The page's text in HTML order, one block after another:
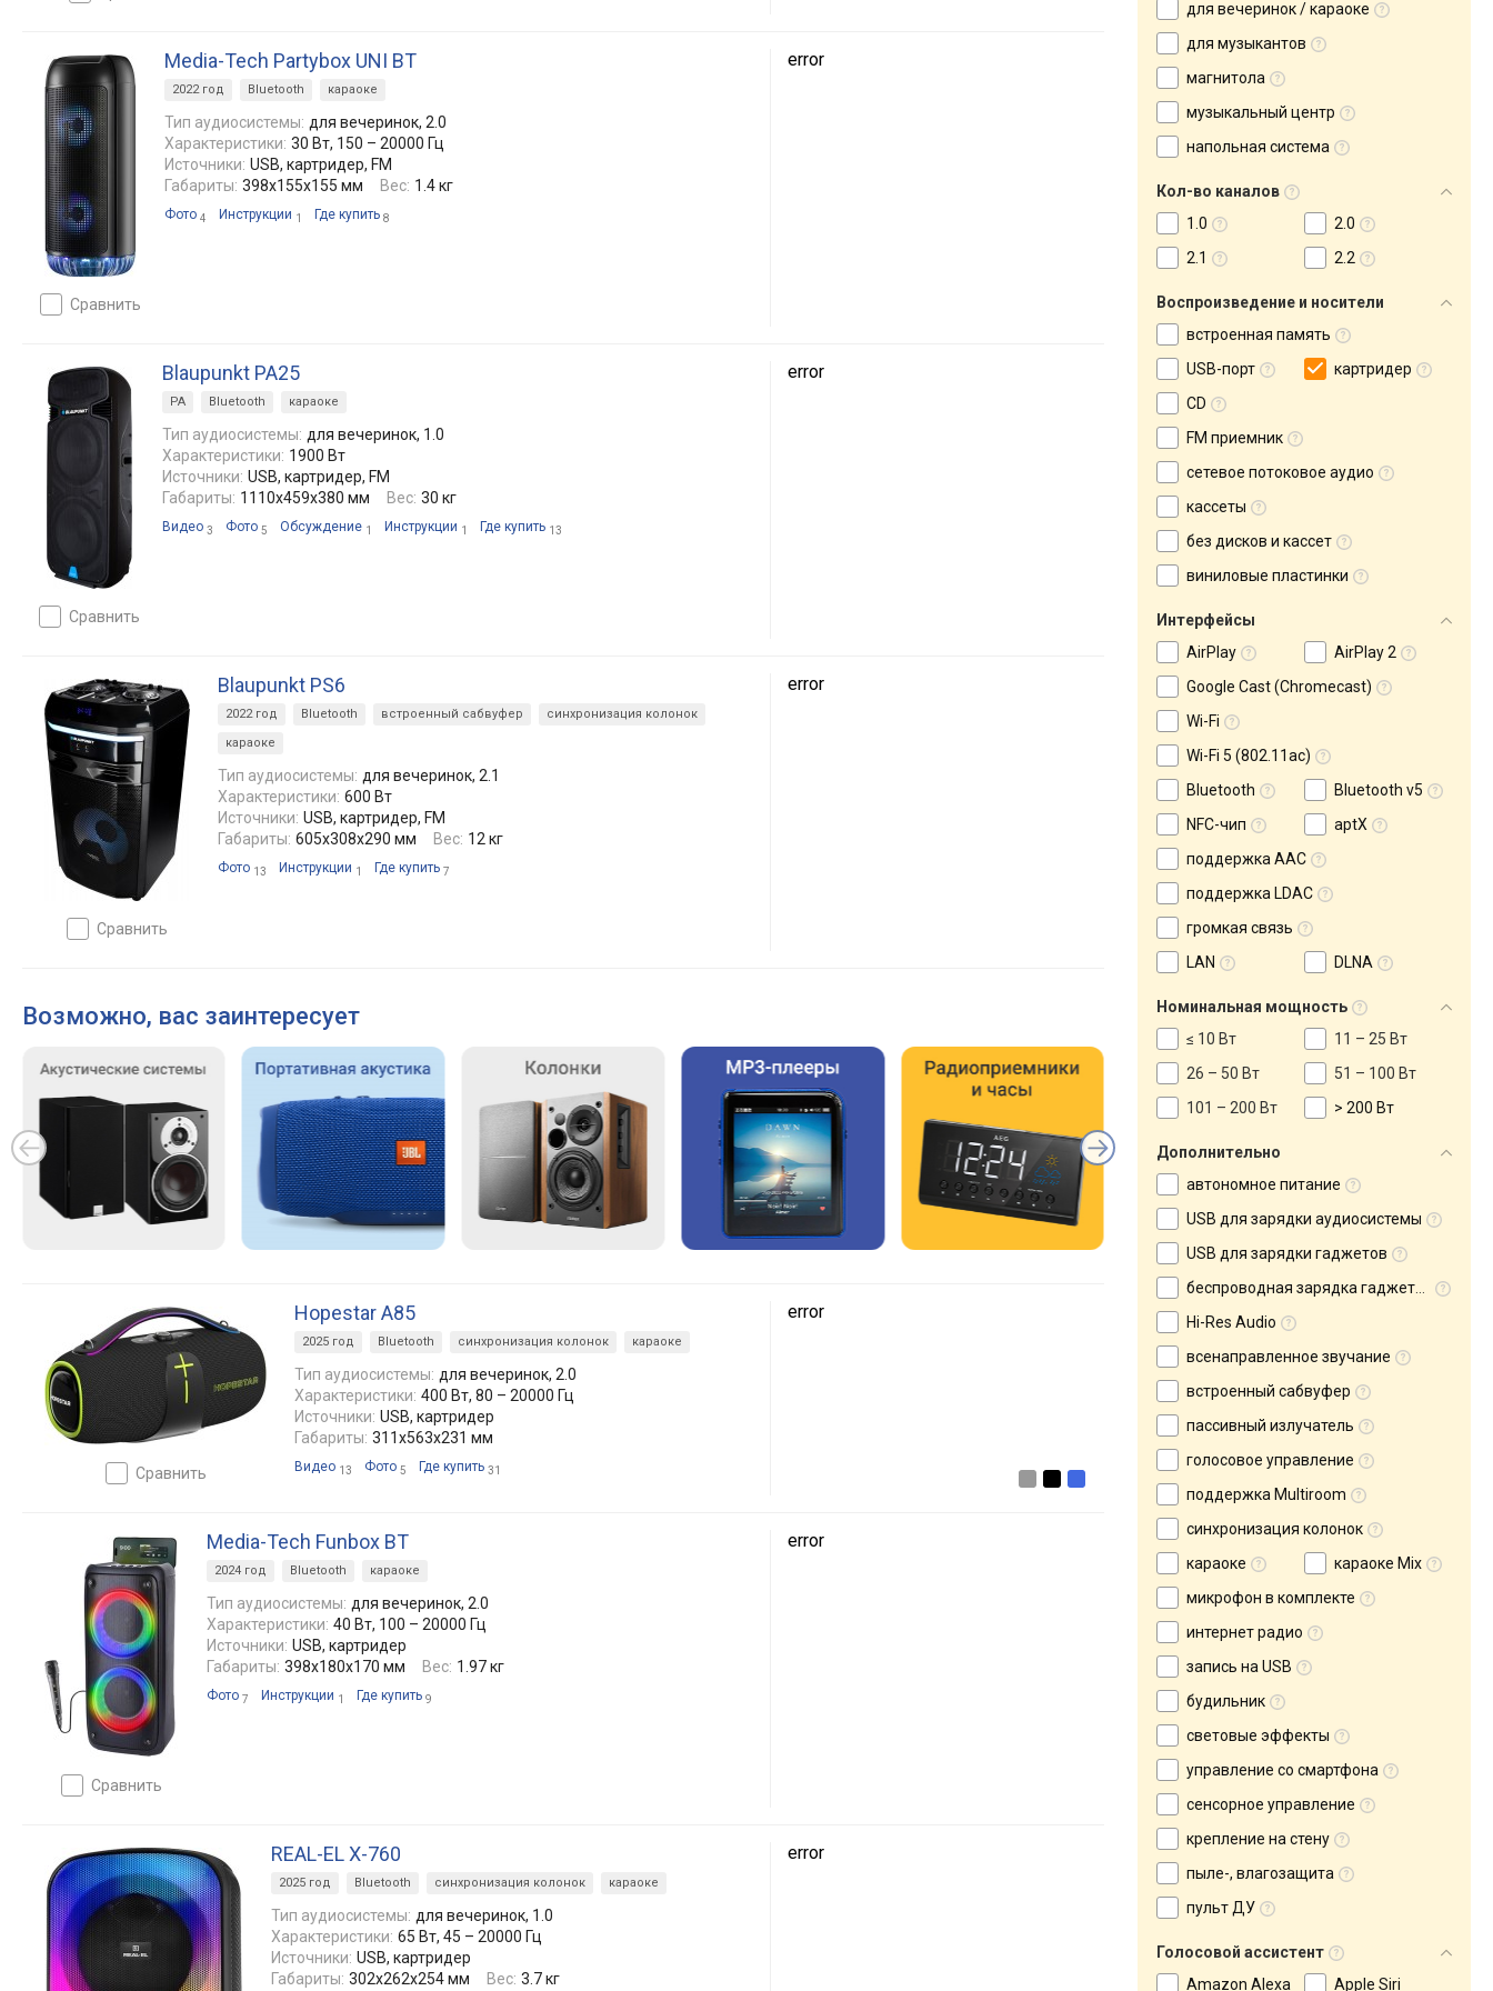
сравнить
Media-Tech Partybox UNI BT
2022 год Bluetooth караоке
Тип аудиосистемы: для вечеринок, 2.0
Характеристики: 30 Вт, 150 – 20000 Гц
Источники: USB, картридер, FM
Габариты: 398x155x155 мм Вес: 1.4 кг
Фото 4 Инструкции 1 Где купить 8
error
сравнить
Blaupunkt PA25
PA Bluetooth караоке
Тип аудиосистемы: для вечеринок, 1.0
Характеристики: 1900 Вт
Источники: USB, картридер, FM
Габариты: 1110x459x380 мм Вес: 30 кг
Видео 3 Фото 5 Обсуждение 1 Инструкции 1 Где купить 13
error
сравнить
Blaupunkt PS6
2022 год Bluetooth встроенный сабвуфер
синхронизация колонок
караоке
Тип аудиосистемы: для вечеринок, 2.1
Характеристики: 600 Вт
Источники: USB, картридер, FM
Габариты: 605х308х290 мм Вес: 12 кг
Фото 13 Инструкции 1 Где купить 7
error
Возможно, вас заинтересует
сравнить
Hopestar A85
2025 год Bluetooth синхронизация колонок караоке
Тип аудиосистемы: для вечеринок, 2.0
Характеристики: 400 Вт, 80 – 20000 Гц
Источники: USB, картридер
Габариты: 311x563x231 мм
Видео 13 Фото 5 Где купить 31
error
сравнить
Media-Tech Funbox BT
2024 год Bluetooth караоке
Тип аудиосистемы: для вечеринок, 2.0
Характеристики: 40 Вт, 100 – 20000 Гц
Источники: USB, картридер
Габариты: 398x180x170 мм Вес: 1.97 кг
Фото 7 Инструкции 1 Где купить 9
error
REAL-EL X-760
2025 год Bluetooth синхронизация колонок караоке
Тип аудиосистемы: для вечеринок, 1.0
Характеристики: 65 Вт, 45 – 20000 Гц
Источники: USB, картридер
Габариты: 302x262x254 мм Вес: 3.7 кг
error
для вечеринок / караоке
для музыкантов
магнитола
музыкальный центр
напольная система
Кол-во каналов
1.0
2.0
2.1
2.2
Воспроизведение и носители
встроенная память
USB-порт
картридер
CD
FM приемник
сетевое потоковое аудио
кассеты
без дисков и кассет
виниловые пластинки
Интерфейсы
AirPlay
AirPlay 2
Google Cast (Chromecast)
Wi-Fi
Wi-Fi 5 (802.11ac)
Bluetooth
Bluetooth v5
NFC-чип
aptX
поддержка AAC
поддержка LDAC
громкая связь
LAN
DLNA
Номинальная мощность
≤ 10 Вт
11 – 25 Вт
26 – 50 Вт
51 – 100 Вт
101 – 200 Вт
> 200 Вт
Дополнительно
автономное питание
USB для зарядки аудиосистемы
USB для зарядки гаджетов
беспроводная зарядка гаджетов
Hi-Res Audio
всенаправленное звучание
встроенный сабвуфер
пассивный излучатель
голосовое управление
поддержка Multiroom
синхронизация колонок
караоке
караоке Mix
микрофон в комплекте
интернет радио
запись на USB
будильник
световые эффекты
управление со смартфона
сенсорное управление
крепление на стену
пыле-, влагозащита
пульт ДУ
Голосовой ассистент
Amazon Alexa
Apple Siri